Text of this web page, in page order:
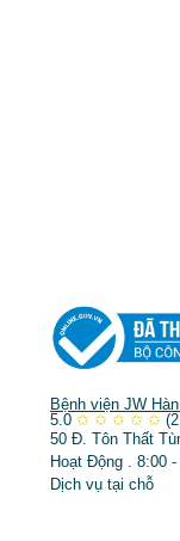
Bệnh viện JW
5.0 ✩ ✩ ✩ ✩ ✩
50 Đ. Tôn Thất
Hoạt Động . 8:00 -
Dịch vụ tại chỗ